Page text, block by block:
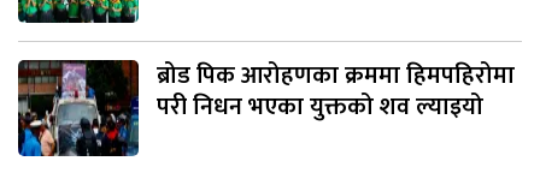
ब्रोड पिक आरोहणका क्रममा हिमपहिरोमा
परी निधन भएका युक्तको शव ल्याइयो